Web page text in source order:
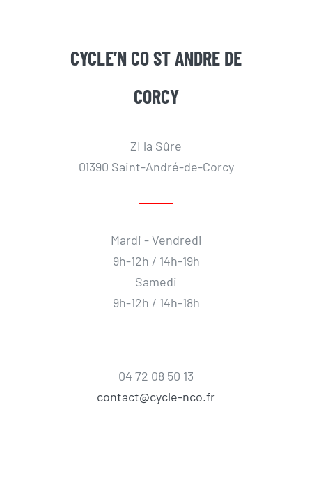
CYCLE’N CO ST ANDRE DE
CORCY
ZI la Sûre
01390 Saint-André-de-Corcy
Mardi - Vendredi
9h-12h / 14h-19h
Samedi
9h-12h / 14h-18h
04 72 08 50 13
contact@cycle-nco.fr